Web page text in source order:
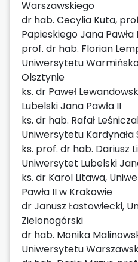
Warszawskiego
dr hab. Cecylia Kuta,
Papieskiego Jana
prof. dr hab. Florian
Uniwersytetu
Olsztynie
ks. dr Paweł
Lubelski Jana Pawła II
ks. dr hab. Rafał
Uniwersytetu
ks. prof. dr hab. Dariusz
Uniwersytet Lubelski
ks. dr Karol Litawa,
Pawła II w Krakowie
dr Janusz Łastowiecki,
Zielonogórski
dr hab. Monika
Uniwersytetu